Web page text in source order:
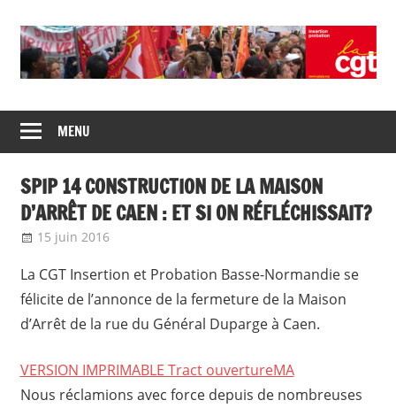
content
CGT
insertion
probation
de
syndicats
CGT
insertion
probation
MENU
SPIP 14 CONSTRUCTION DE LA MAISON
D’ARRÊT DE CAEN : ET SI ON RÉFLÉCHISSAIT?
15 juin 2016
La CGT Insertion et Probation Basse-Normandie se
félicite de l’annonce de la fermeture de la Maison
d’Arrêt de la rue du Général Duparge à Caen.
VERSION IMPRIMABLE Tract ouvertureMA
Nous réclamions avec force depuis de nombreuses